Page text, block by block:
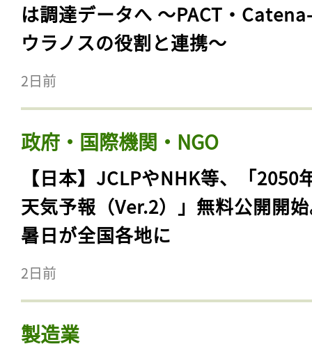
は調達データへ 〜PACT・
ウラノスの役割と連携〜
2日前
政府・国際機関・NGO
【日本】JCLPやNHK等、「2050
天気予報（Ver.2）」無料公開開
暑日が全国各地に
2日前
製造業